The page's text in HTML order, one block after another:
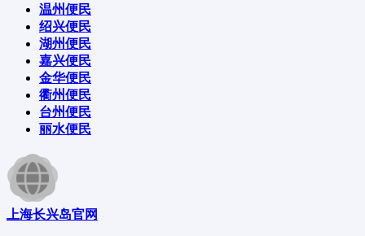
温州便民
绍兴便民
湖州便民
嘉兴便民
金华便民
衢州便民
台州便民
丽水便民
上海长兴岛官网